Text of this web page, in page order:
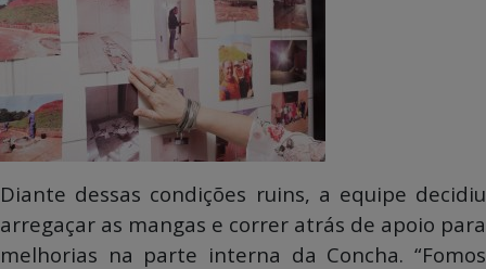
Diante dessas condições ruins, a equipe decidiu
arregaçar as mangas e correr atrás de apoio para
melhorias na parte interna da Concha. “Fomos